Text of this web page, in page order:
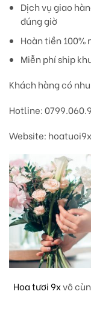
Dịch vụ giao
đúng giờ
Hoàn tiền
Miễn phí ship
Khách hàng có
Hotline:
Website:
Hoa tươi 9xvô